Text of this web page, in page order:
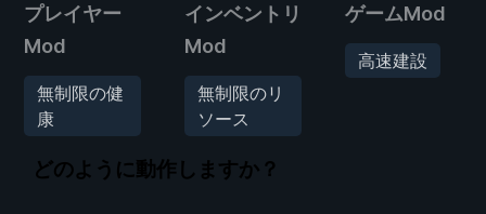
プレイヤー
Mod
無制限の健
康
インベントリ
Mod
無制限のリ
ソース
ゲームMod
高速建設
どのように動作しますか？